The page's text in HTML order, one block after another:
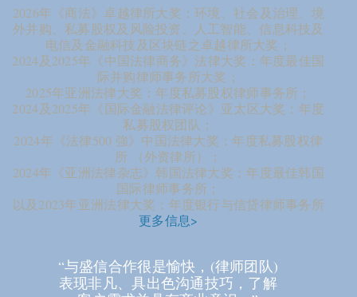
2026年《商法》卓越律所大奖：环境、社会及治理、境
外并购、私募股权及风险投资、人工智能、信息科技及
电信及金融科技及区块链之卓越律所大奖；
2024及2025年《中国法律商务》法律大奖：年度最佳国
际并购律师事务所大奖；
2025年亚洲法律大奖：年度私募股权律师事务所；
2024及2025年《国际金融法律评论》亚太区大奖：年度
私募股权团队；
2024年《法律500 強》中国法律大奖：年度私募股权律
所 （外资律所）；
2024年《亚洲法律杂志》韩国法律大奖：年度最佳韩国
国际律师事务所；
以及2023年亚洲法律大奖：年度银行与信贷律师事务所
更多信息>
“与盛信合作很是愉快，(律师团队)
表现非凡、具出色沟通技巧，了解